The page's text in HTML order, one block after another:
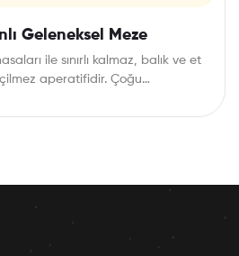
Geleneksel Meze
ile sınırlı kalmaz, balık ve et
aperatifidir. Çoğu…